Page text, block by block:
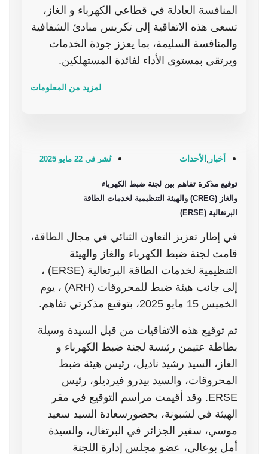
المنافسة العادلة في قطاعي الكهرباء و الغاز،
تسعى هذه الاتفاقية إلى تكريس مبادئ الشفافية
والمنافسة السليمة، بما يعزز جودة الخدمات
ويرتقي بمستوى الأداء لفائدة المستهلكين.
لمزيد من المعلومات
نُشر في 22 مايو 2025 أخبار الأحداث
توقيع مذكرة تفاهم بين لجنة ضبط الكهرباء
والغاز (CREG) والهيئة التنظيمية لخدمات الطاقة
البرتغالية (ERSE)
في إطار تعزيز التعاون الثنائي في مجال الطاقة،
قامت لجنة ضبط الكهرباء والغاز والهيئة
التنظيمية لخدمات الطاقة البرتغالية (ERSE) ،
إلى جانب هيئة ضبط للمحروقات (ARH) ، يوم
الخميس 15 مايو 2025، بتوقيع مذكرتي تفاهم.
تم توقيع هذه الاتفاقيات من قبل السيدة وسيلة
بطاطة عتيمن رئيسة لجنة ضبط الكهرباء و
الغاز، السيد رشيد ناديل، رئيس هيئة ضبط
المحروقات، والسيد بيدرو فيرديلو، رئيس
ERSE. وقد أقيمت مراسم التوقيع في مقر
الهيئة في لشبونة، بحضورسعادة السيد سعيد
موسي، سفير الجزائر في البرتغال، والسيدة
أمل بوعالي، عضو مجلس إدارة اللجنة